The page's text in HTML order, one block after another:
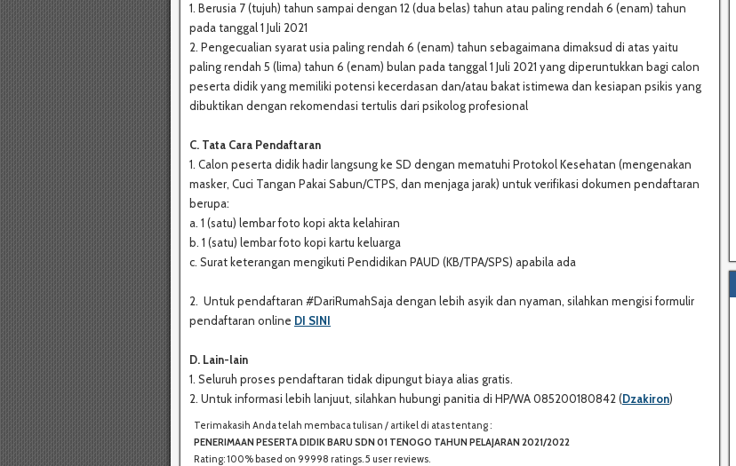
1. Berusia 7 (tujuh) tahun sampai dengan 12 (dua belas) tahun atau paling rendah 6 (enam) tahun
pada tanggal 1 Juli 2021
2. Pengecualian syarat usia paling rendah 6 (enam) tahun sebagaimana dimaksud di atas yaitu
paling rendah 5 (lima) tahun 6 (enam) bulan pada tanggal 1 Juli 2021 yang diperuntukkan bagi calon
peserta didik yang memiliki potensi kecerdasan dan/atau bakat istimewa dan kesiapan psikis yang
dibuktikan dengan rekomendasi tertulis dari psikolog profesional
C. Tata Cara Pendaftaran
1. Calon peserta didik hadir langsung ke SD dengan mematuhi Protokol Kesehatan (mengenakan
masker, Cuci Tangan Pakai Sabun/CTPS, dan menjaga jarak) untuk verifikasi dokumen pendaftaran
berupa:
a. 1 (satu) lembar foto kopi akta kelahiran
b. 1 (satu) lembar foto kopi kartu keluarga
c. Surat keterangan mengikuti Pendidikan PAUD (KB/TPA/SPS) apabila ada
2. Untuk pendaftaran #DariRumahSaja dengan lebih asyik dan nyaman, silahkan mengisi formulir
pendaftaran online DI SINI
D. Lain-lain
1. Seluruh proses pendaftaran tidak dipungut biaya alias gratis.
2. Untuk informasi lebih lanjuut, silahkan hubungi panitia di HP/WA 085200180842 (Dzakiron)
Terimakasih Anda telah membaca tulisan / artikel di atas tentang :
PENERIMAAN PESERTA DIDIK BARU SDN 01 TENOGO TAHUN PELAJARAN 2021/2022
Rating:100% based on 99998 ratings.5 user reviews.